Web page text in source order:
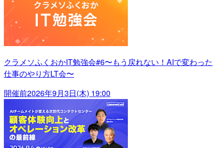
クラメソふくおかIT勉強会#6〜もう戻れない！AIで変わった
仕事のやり方LT会〜
開催前2026年9月3日(木) 19:00